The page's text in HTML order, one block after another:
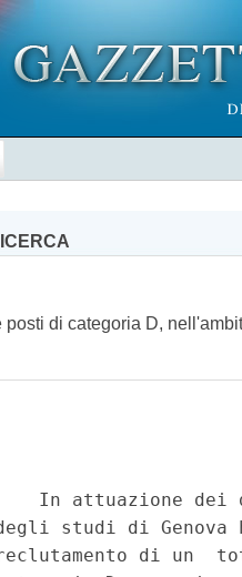
di categoria D,